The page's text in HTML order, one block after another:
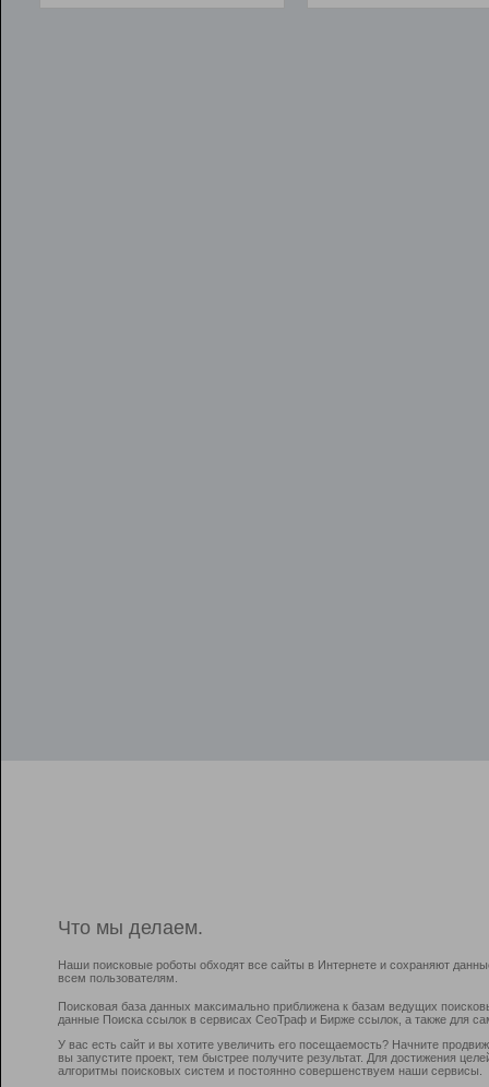
Что мы делаем.
Наши поисковые роботы обходят все сайты в Интернете и сохраняют
всем пользователям.
Поисковая база данных максимально приближена к базам ведущих
данные Поиска ссылок в сервисах СеоТраф и Бирже ссылок, а также для
У вас есть сайт и вы хотите увеличить его посещаемость? Начните
вы запустите проект, тем быстрее получите результат. Для достижения
алгоритмы поисковых систем и постоянно совершенствуем наши сервисы.